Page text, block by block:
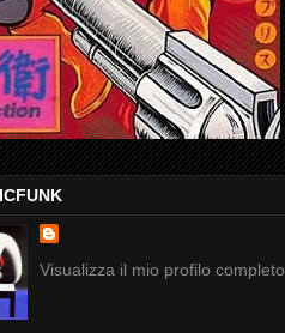
Visualizza il mio profilo completo